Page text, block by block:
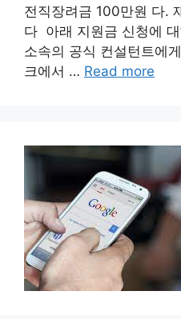
전직장려금 100만원 다.
다 아래 지원금 신청에
소속의 공식 컨설턴트에
크에서 … Read more